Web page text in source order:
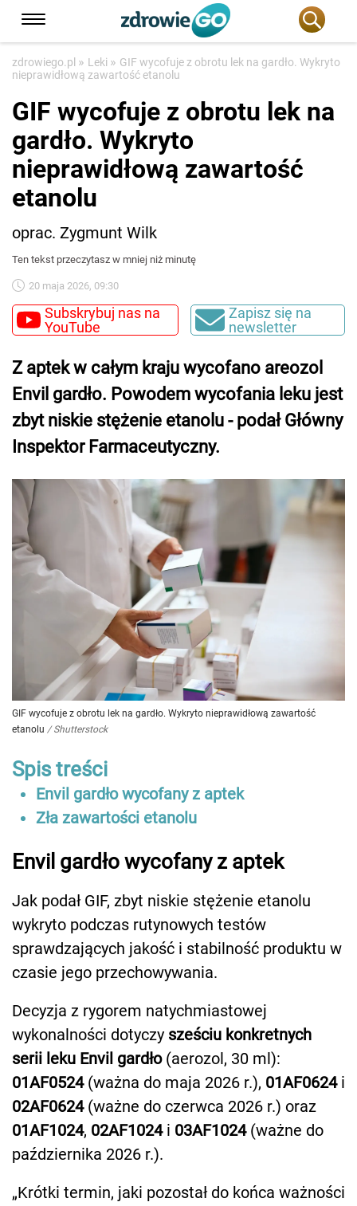
zdrowiego.pl » Leki » GIF wycofuje z obrotu lek na gardło. Wykryto
nieprawidłową zawartość etanolu
GIF wycofuje z obrotu lek na
gardło. Wykryto
nieprawidłową zawartość
etanolu
oprac. Zygmunt Wilk
Ten tekst przeczytasz w mniej niż minutę
20 maja 2026, 09:30
Subskrybuj nas na
YouTube
Zapisz się na
newsletter
Z aptek w całym kraju wycofano areozol
Envil gardło. Powodem wycofania leku jest
zbyt niskie stężenie etanolu - podał Główny
Inspektor Farmaceutyczny.
GIF wycofuje z obrotu lek na gardło. Wykryto nieprawidłową zawartość
etanolu / Shutterstock
Spis treści
Envil gardło wycofany z aptek
Zła zawartości etanolu
Envil gardło wycofany z aptek
Jak podał GIF, zbyt niskie stężenie etanolu
wykryto podczas rutynowych testów
sprawdzających jakość i stabilność produktu w
czasie jego przechowywania.
Decyzja z rygorem natychmiastowej
wykonalności dotyczy sześciu konkretnych
serii leku Envil gardło(aerozol, 30 ml):
01AF0524 (ważna do maja 2026 r.), 01AF0624 i
02AF0624 (ważne do czerwca 2026 r.) oraz
01AF1024, 02AF1024 i 03AF1024 (ważne do
października 2026 r.).
„Krótki termin, jaki pozostał do końca ważności